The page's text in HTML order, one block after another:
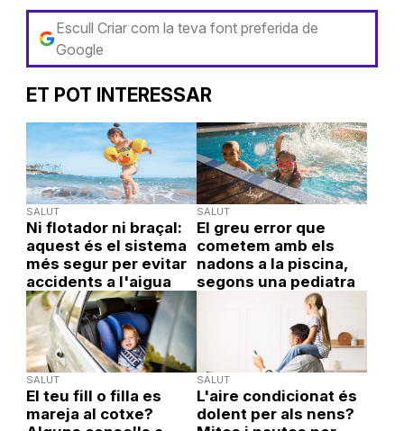
Escull Criar com la teva font preferida de
Google
ET POT INTERESSAR
SALUT
Ni flotador ni braçal:
aquest és el sistema
més segur per evitar
accidents a l'aigua
SALUT
El greu error que
cometem amb els
nadons a la piscina,
segons una pediatra
SALUT
El teu fill o filla es
mareja al cotxe?
SALUT
L'aire condicionat és
dolent per als nens?